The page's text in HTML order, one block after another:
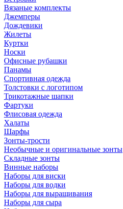
Вязаные комплекты
Джемперы
Дождевики
Жилеты
Куртки
Носки
Офисные рубашки
Панамы
Спортивная одежда
Толстовки с логотипом
Трикотажные шапки
Фартуки
Флисовая одежда
Халаты
Шарфы
Зонты-трости
Необычные и оригинальные зонты
Складные зонты
Винные наборы
Наборы для виски
Наборы для водки
Наборы для выращивания
Наборы для сыра